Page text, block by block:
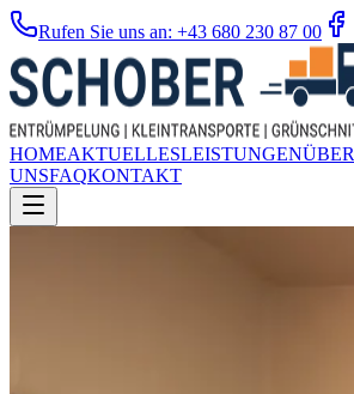
Rufen Sie uns an: +43 680 230 87 00
HOMEAKTUELLESLEISTUNGENÜBER
UNSFAQKONTAKT